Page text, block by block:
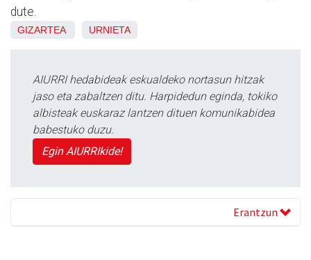
dute.
GIZARTEA URNIETA
AIURRI hedabideak eskualdeko nortasun hitzak
jaso eta zabaltzen ditu. Harpidedun eginda, tokiko
albisteak euskaraz lantzen dituen komunikabidea
babestuko duzu.
Egin AIURRIkide!
Erantzun